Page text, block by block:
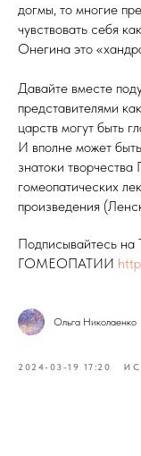
догмы, то многие
чувствовать себя
Онегина это
Давайте вместе
представителями
царств могут быть
И вполне может
знатоки
гомеопатических
произведения
Подписывайтесь
ГОМЕОПАТИИ
Ольга Николаенко
2024-03-19 17:20